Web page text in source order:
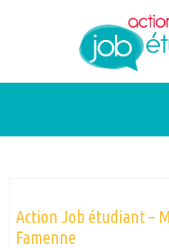
Action Job étudiant –
Famenne